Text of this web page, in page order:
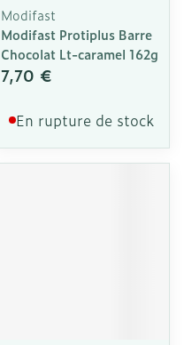
Modifast
Modifast Protiplus Barre
Chocolat Lt-caramel 162g
7,70 €
En rupture de stock